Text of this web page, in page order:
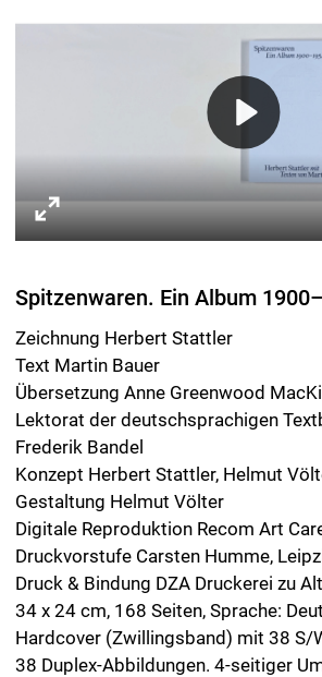
The book was longlisted for the Stiftung Buchkunst’s
›Most Beautiful German Books 2025‹ award.
1900–1954
›Spitzenwaren. Ein Album 1900-1954‹ ist auch
erhältlich als signierte Vorzugsausgabe in einer
mit einer Originalzeichnung. Jede Zeichnung ist eine
Variation aus der Serie ›Spitzenwaren‹,
einen Papierbogen und Seidenpapier. Kassette: Deckel
und Boden aus Pappe, innen und außen mit Papier
bezogen. Kassettendeckel mit Tiefenprägung,
Folienprägung und Magnetverschluss. Format der